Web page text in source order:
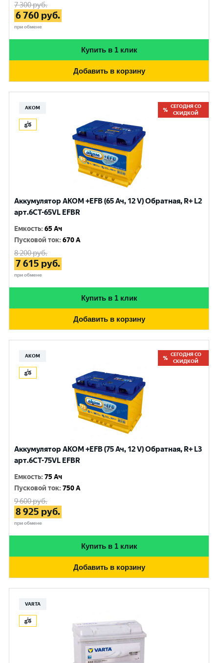
7 300руб.
6 760 руб.
при обмене
Купить в 1 клик
Добавить в корзину
АКОМ
СЕГОДНЯ СО
СКИДКОЙ
Аккумулятор AKOM +EFB (65 Ач, 12 V) Обратная, R+ L2
арт.6CT-65VL EFBR
Емкость:65 Ач
Пусковой ток:670 A
8 200руб.
7 615 руб.
при обмене
Купить в 1 клик
Добавить в корзину
АКОМ
СЕГОДНЯ СО
СКИДКОЙ
Аккумулятор AKOM +EFB (75 Ач, 12 V) Обратная, R+ L3
арт.6СТ-75VL EFBR
Емкость:75 Ач
Пусковой ток:750 A
9 600руб.
8 925 руб.
при обмене
Купить в 1 клик
Добавить в корзину
VARTA